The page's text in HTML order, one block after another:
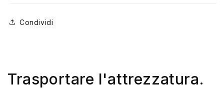
Condividi
Trasportare l'attrezzatura.